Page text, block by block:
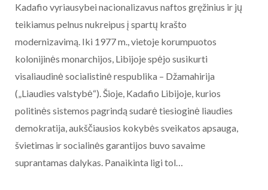
Kadafio vyriausybei nacionalizavus naftos gręžinius ir jų
teikiamus pelnus nukreipus į spartų krašto
modernizavimą. Iki 1977 m., vietoje korumpuotos
kolonijinės monarchijos, Libijoje spėjo susikurti
visaliaudinė socialistinė respublika – Džamahirija
(„Liaudies valstybė“). Šioje, Kadafio Libijoje, kurios
politinės sistemos pagrindą sudarė tiesioginė liaudies
demokratija, aukščiausios kokybės sveikatos apsauga,
švietimas ir socialinės garantijos buvo savaime
suprantamas dalykas. Panaikinta ligi tol…